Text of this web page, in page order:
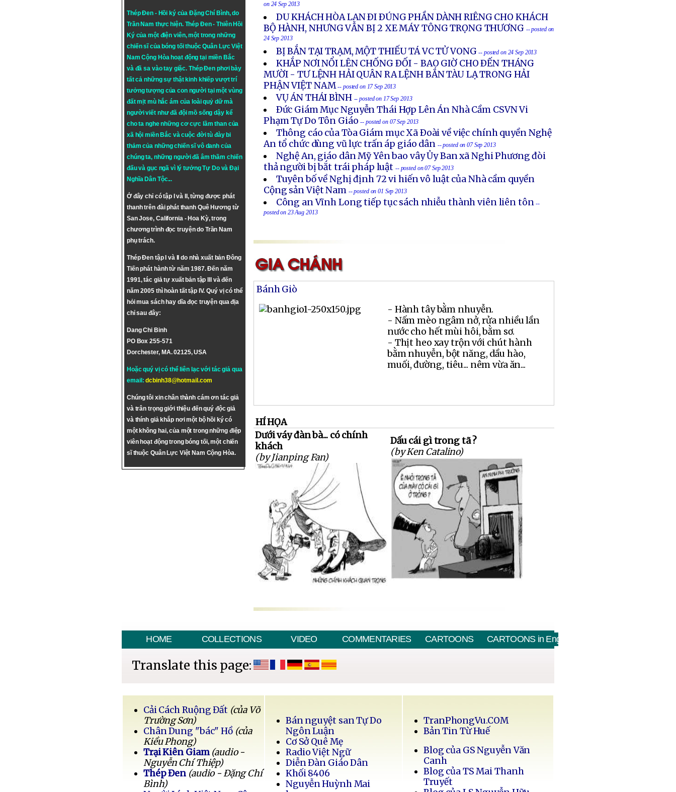
Thép Đen - Hồi ký của Đặng Chí Bình, do
Trần Nam thực hiện. Thép Đen- Thiên Hồi
Ký của một điện viên, một trong những
chiến sĩ của bóng tối thuộc Quân Lực Việt
Nam Cộng Hòa hoạt động tại miền Bắc
và đã sa vào tay giặc. Thép Đen phơi bày
tất cả những sự thật kinh khiếp vượt trí
tưởng tượng của con người tại một vùng
đất mịt mù hắc ám của loài quỷ dữ mà
người viết như đã đội mồ sống dậy kể
cho ta nghe những cơ cực lầm than của
xã hội miền Bắc và cuộc đời tù đày bi
thảm của những chiến sĩ vô danh của
chúng ta, những người đã âm thầm chiến
đấu và gục ngã vì lý tưởngTự DovàĐại
Nghĩa Dân Tộc...
Ở đây chỉ có tập I và II, từng được phát
thanh trên đài phát thanh Quê Hương từ
San Jose, California - Hoa Kỳ, trong
chương trình đọc truyện do Trần Nam
phụ trách.
Thép Đen tập I và II do nhà xuất bản Đông
Tiến phát hành từ năm 1987. Đến năm
1991, tác giả tự xuất bản tập III và đến
năm 2005 thì hoàn tất tập IV. Quý vị có thể
hỏi mua sách hay dĩa đọc truyện qua địa
chỉ sau đây:
Dang Chi Binh
PO Box 255-571
Dorchester, MA. 02125, USA
Hoặc quý vị có thể liên lạc với tác giả qua
email:dcbinh38@hotmail.com
Chúng tôi xin chân thành cám ơn tác giả
và trân trọng giới thiệu đến quý độc giả
và thính giả khắp nơi một bộ hồi ký có
một không hai, của một trong những điệp
viên hoạt động trong bóng tối, một chiến
sĩ thuộc Quân Lực Việt Nam Cộng Hòa.
on 24 Sep 2013
DU KHÁCH HÒA LAN ÐI ÐÚNG PHẦN DÀNH RIÊNG CHO KHÁCH
BỘ HÀNH, NHƯNG VẪN BỊ 2 XE MÁY TÔNG TRỌNG THƯƠNG -- posted on
24 Sep 2013
BỊ BẮN TẠI TRẠM, MỘT THIẾU TÁ VC TỬ VONG -- posted on 24 Sep 2013
KHẮP NƠI NỔI LÊN CHỐNG ÐỐI - BAO GIỜ CHO ÐẾN THÁNG
MƯỜI - TƯ LỆNH HẢI QUÂN RA LỆNH BẮN TÀU LẠ TRONG HẢI
PHẬN VIỆT NAM-- posted on 17 Sep 2013
VỤ ÁN THÁI BÌNH -- posted on 17 Sep 2013
Ðức Giám Mục Nguyễn Thái Hợp Lên Án Nhà Cầm CSVN Vi
Phạm Tự Do Tôn Giáo -- posted on 07 Sep 2013
Thông cáo của Tòa Giám mục Xã Ðoài về việc chính quyền Nghệ
An tổ chức dùng vũ lực trấn áp giáo dân -- posted on 07 Sep 2013
Nghệ An, giáo dân Mỹ Yên bao vây Ủy Ban xã Nghi Phương đòi
thả người bị bắt trái pháp luật -- posted on 07 Sep 2013
Tuyên bố về Nghị định 72 vi hiến vô luật của Nhà cầm quyền
Cộng sản Việt Nam -- posted on 01 Sep 2013
Công an Vĩnh Long tiếp tục sách nhiễu thành viên liên tôn --
posted on 23 Aug 2013
Bánh Giò
- Hành tây bằm nhuyễn.
- Nấm mèo ngâm nở, rửa nhiều lần
nước cho hết mùi hôi, bằm sơ.
- Thịt heo xay trộn với chút hành
bằm nhuyễn, bột năng, dầu hào,
muối, đường, tiêu... nêm vừa ăn...
HÍ HỌA
Dưới váy đàn bà... có chính
khách
(by Jianping Fan)
Dấu cái gì trong tã ?
(by Ken Catalino)
HOME COLLECTIONS VIDEO COMMENTARIES CARTOONS CARTOONS in English
Translate this page:
Cải Cách Ruộng Đất (của Võ
Trường Sơn)
Chân Dung "bác" Hồ (của
Kiều Phong)
Trại Kiên Giam (audio -
Nguyễn Chí Thiệp)
Thép Đen (audio - Đặng Chí
Bình)
Bán nguyệt san Tự Do
Ngôn Luận
Cơ Sở Quê Mẹ
Radio Việt Ngữ
Diễn Đàn Giáo Dân
Khối 8406
Nguyễn Huỳnh Mai
TranPhongVu.COM
Bản Tin Từ Huế
Blog của GS Nguyễn Văn
Canh
Blog của TS Mai Thanh
Truyết